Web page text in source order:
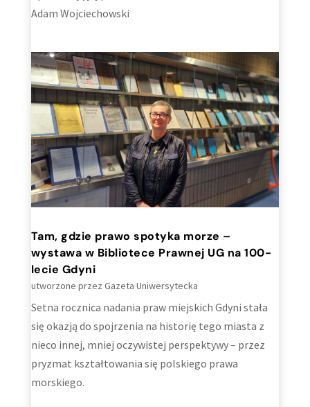
Adam Wojciechowski
Tam, gdzie prawo spotyka morze –
wystawa w Bibliotece Prawnej UG na 100-
lecie Gdyni
utworzone przez Gazeta Uniwersytecka
Setna rocznica nadania praw miejskich Gdyni stała
się okazją do spojrzenia na historię tego miasta z
nieco innej, mniej oczywistej perspektywy – przez
pryzmat kształtowania się polskiego prawa
morskiego.